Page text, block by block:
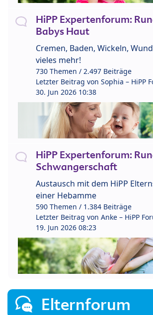
HiPP Expertenforum:
Babys Haut
Cremen, Baden, Wickeln,
vieles mehr!
730 Themen / 2.497 Beiträge
Letzter Beitrag von Sophia – HiPP
30. Jun 2026 10:38
HiPP Expertenforum:
Schwangerschaft
Austausch mit dem HiPP
einer Hebamme
590 Themen / 1.384 Beiträge
Letzter Beitrag von Anke – HiPP
19. Jun 2026 08:23
Elternforum